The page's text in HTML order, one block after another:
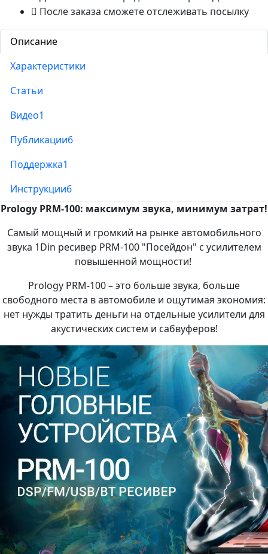
После заказа сможете отслеживать посылку
Описание
Характеристики
Статьи
Видео1
Публикации6
Поддержка1
Инструкции6
Prology PRM-100: максимум звука, минимум затрат!
Самый мощный и громкий на рынке автомобильного
звука 1Din ресивер PRM-100 "Посейдон" с усилителем
повышенной мощности!
Prology PRM-100 – это больше звука, больше
свободного места в автомобиле и ощутимая экономия:
нет нужды тратить деньги на отдельные усилители для
акустических систем и сабвуферов!